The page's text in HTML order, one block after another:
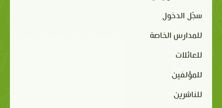
سجّل الدخول
للمدارس الخاصة
للعائلات
للمؤلفين
للناشرين